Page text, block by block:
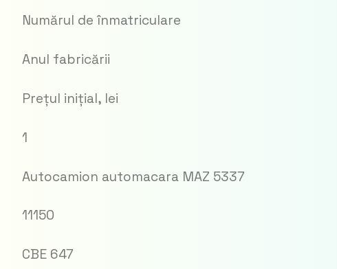
Numărul de înmatriculare
Anul fabricării
Prețul inițial, lei
1
Autocamion automacara MAZ 5337
11150
CBE 647